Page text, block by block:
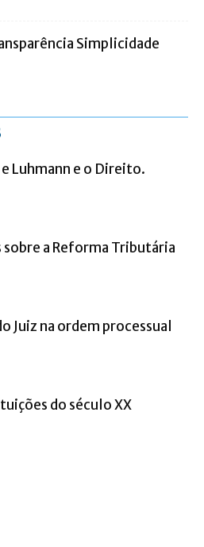
Simplicidade
Luhmann e o Direito.
sobre a Reforma Tributária
Juiz na ordem processual
do século XX